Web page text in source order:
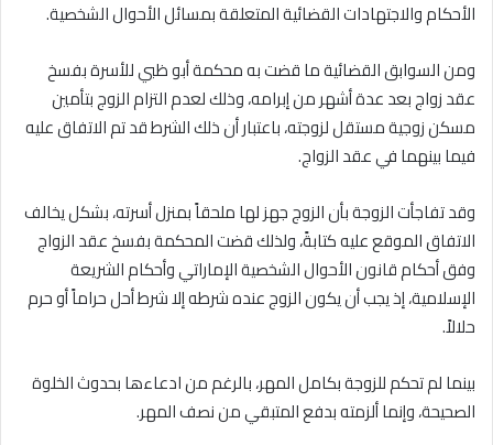
الأحكام والاجتهادات القضائية المتعلقة بمسائل الأحوال الشخصية.
ومن السوابق القضائية ما قضت به محكمة أبو ظبي للأسرة بفسخ
عقد زواج بعد عدة أشهر من إبرامه، وذلك لعدم التزام الزوج بتأمين
مسكن زوجية مستقل لزوجته، باعتبار أن ذلك الشرط قد تم الاتفاق عليه
فيما بينهما في عقد الزواج.
وقد تفاجأت الزوجة بأن الزوج جهز لها ملحقاً بمنزل أسرته، بشكل يخالف
الاتفاق الموقع عليه كتابةً، ولذلك قضت المحكمة بفسخ عقد الزواج
وفق أحكام قانون الأحوال الشخصية الإماراتي وأحكام الشريعة
الإسلامية، إذ يجب أن يكون الزوج عنده شرطه إلا شرط أحل حراماً أو حرم
حلالاً.
بينما لم تحكم للزوجة بكامل المهر، بالرغم من ادعاءها بحدوث الخلوة
الصحيحة، وإنما ألزمته بدفع المتبقي من نصف المهر.